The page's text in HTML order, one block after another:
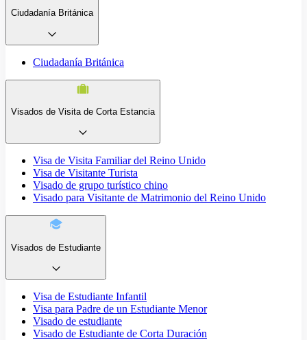
Ciudadanía Británica
Ciudadanía Británica
Visados de Visita de Corta Estancia
Visa de Visita Familiar del Reino Unido
Visa de Visitante Turista
Visado de grupo turístico chino
Visado para Visitante de Matrimonio del Reino Unido
Visados de Estudiante
Visa de Estudiante Infantil
Visa para Padre de un Estudiante Menor
Visado de estudiante
Visado de Estudiante de Corta Duración